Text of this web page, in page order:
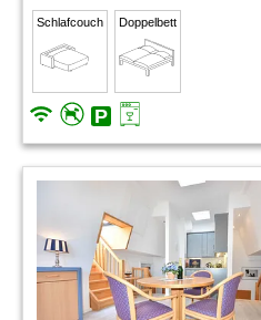
Schlafcouch Doppelbett